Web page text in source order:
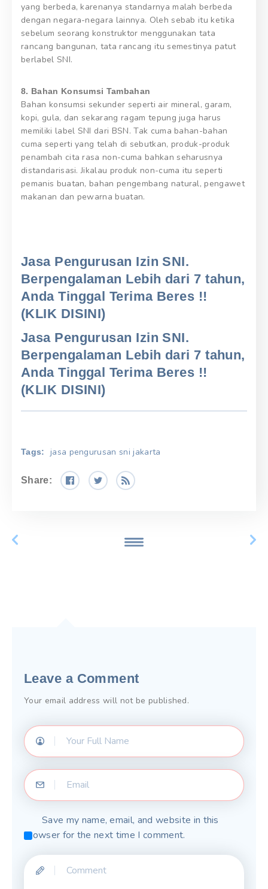
yang berbeda, karenanya standarnya malah berbeda
dengan negara-negara lainnya. Oleh sebab itu ketika
sebelum seorang konstruktor menggunakan tata
rancang bangunan, tata rancang itu semestinya patut
berlabel SNI.
8. Bahan Konsumsi Tambahan
Bahan konsumsi sekunder seperti air mineral, garam,
kopi, gula, dan sekarang ragam tepung juga harus
memiliki label SNI dari BSN. Tak cuma bahan-bahan
cuma seperti yang telah di sebutkan, produk-produk
penambah cita rasa non-cuma bahkan seharusnya
distandarisasi. Jikalau produk non-cuma itu seperti
pemanis buatan, bahan pengembang natural, pengawet
makanan dan pewarna buatan.
Jasa Pengurusan Izin SNI.
Berpengalaman Lebih dari 7 tahun,
Anda Tinggal Terima Beres !!
(KLIK DISINI)
Jasa Pengurusan Izin SNI.
Berpengalaman Lebih dari 7 tahun,
Anda Tinggal Terima Beres !!
(KLIK DISINI)
Tags: jasa pengurusan sni jakarta
Share:
Leave a Comment
Your email address will not be published.
Save my name, email, and website in this
browser for the next time I comment.